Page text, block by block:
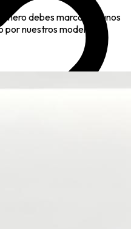
debes marcar algunos
nuestros modelos.